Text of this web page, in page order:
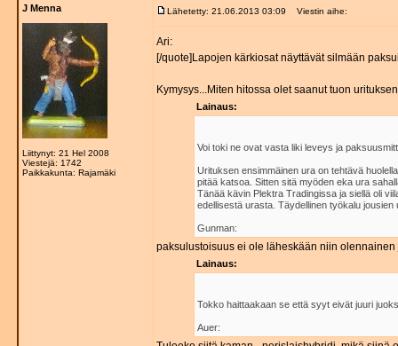
J Menna
Liittynyt: 21 Hel 2008
Viestejä: 1742
Paikkakunta: Rajamäki
Lähetetty: 21.06.2013 03:09 Viestin aihe:
Ari:
[/quote]Lapojen kärkiosat näyttävät silmään
Kymysys...Miten hitossa olet saanut tuon
Lainaus:
Voi toki ne ovat vasta liki leveys ja
Urituksen ensimmäinen ura on tehtävä
pitää katsoa. Sitten sitä myöden eka ura
Tänää kävin Plektra Tradingissa ja siellä oli
edellisestä urasta. Täydellinen työkalu
Gunman:
paksulustoisuus ei ole läheskään niin
Lainaus:
Tokko haittaakaan se että syyt eivät juuri
Auer: